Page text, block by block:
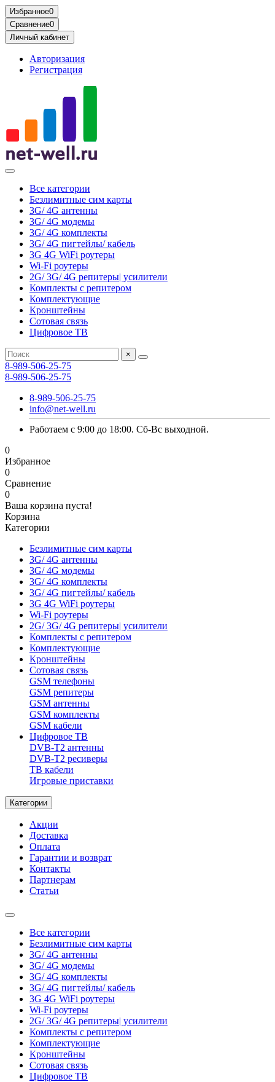
Избранное0
Сравнение0
Личный кабинет
Авторизация
Регистрация
Все категории
Безлимитные сим карты
3G/ 4G антенны
3G/ 4G модемы
3G/ 4G комплекты
3G/ 4G пигтейлы/ кабель
3G 4G WiFi роутеры
Wi-Fi роутеры
2G/ 3G/ 4G репитеры| усилители
Комплекты с репитером
Комплектующие
Кронштейны
Сотовая связь
Цифровое ТВ
×
8-989-506-25-75
8-989-506-25-75
8-989-506-25-75
info@net-well.ru
Работаем с 9:00 до 18:00. Сб-Вс выходной.
0
Избранное
0
Сравнение
0
Ваша корзина пуста!
Корзина
Категории
Безлимитные сим карты
3G/ 4G антенны
3G/ 4G модемы
3G/ 4G комплекты
3G/ 4G пигтейлы/ кабель
3G 4G WiFi роутеры
Wi-Fi роутеры
2G/ 3G/ 4G репитеры| усилители
Комплекты с репитером
Комплектующие
Кронштейны
Сотовая связь
GSM телефоны
GSM репитеры
GSM антенны
GSM комплекты
GSM кабели
Цифровое ТВ
DVB-T2 антенны
DVB-T2 ресиверы
ТВ кабели
Игровые приставки
Категории
Акции
Доставка
Оплата
Гарантии и возврат
Контакты
Партнерам
Статьи
Все категории
Безлимитные сим карты
3G/ 4G антенны
3G/ 4G модемы
3G/ 4G комплекты
3G/ 4G пигтейлы/ кабель
3G 4G WiFi роутеры
Wi-Fi роутеры
2G/ 3G/ 4G репитеры| усилители
Комплекты с репитером
Комплектующие
Кронштейны
Сотовая связь
Цифровое ТВ